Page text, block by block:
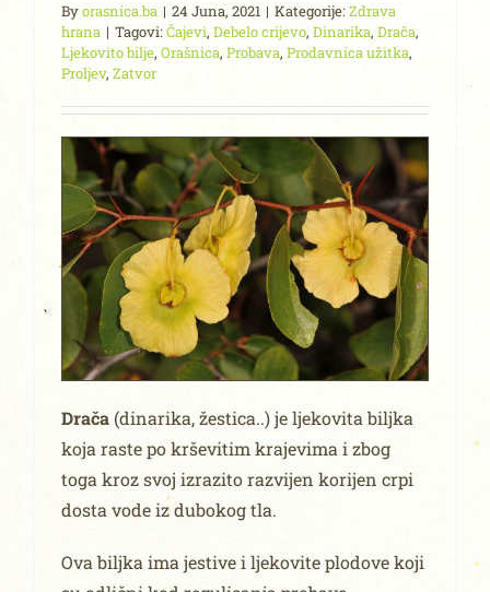
Byorasnica.ba | 24 Juna, 2021 | Kategorije:Zdrava
hrana | Tagovi:Čajevi, Debelo crijevo, Dinarika, Drača,
Ljekovito bilje, Orašnica, Probava, Prodavnica užitka,
Proljev, Zatvor
Drača (dinarika, žestica..) je ljekovita biljka
koja raste po krševitim krajevima i zbog
toga kroz svoj izrazito razvijen korijen crpi
dosta vode iz dubokog tla.
Ova biljka ima jestive i ljekovite plodove koji